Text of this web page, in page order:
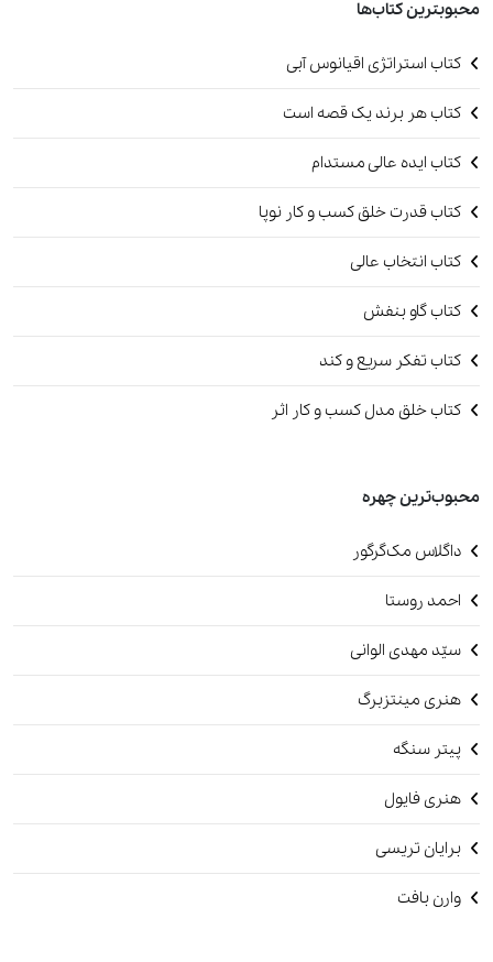
محبوبترین کتاب‌ها
کتاب استراتژی اقیانوس آبی
کتاب هر برند یک قصه است
کتاب ایده عالی مستدام
کتاب قدرت خلق کسب و کار نوپا
کتاب انتخاب عالی
کتاب گاو بنفش
کتاب تفکر سریع و کند
کتاب خلق مدل کسب و کار اثر
محبوب‌ترین چهره
داگلاس مک‌گرگور
احمد روستا
سیّد مهدی الوانی
هنری مینتزبرگ
پیتر سنگه
هنری فایول
برایان تریسی
وارن بافت